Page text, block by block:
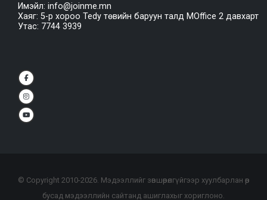
Имэйл: info@joinme.mn
Хаяг: 5-р хороо Tedy төвийн баруун талд MOffice 2 давхарт
Утас: 7744 3939
© Copyright 2010-2026. Мэдээллийг зөвшөөрөлгүйгээр хуулбарлан өөр
бусад мэдээллийн сайтанд ашиглахыг хориглоно.